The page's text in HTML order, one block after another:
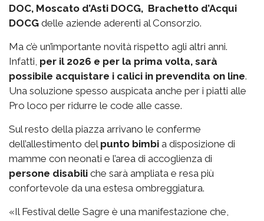
DOC, Moscato d’Asti DOCG, Brachetto d’Acqui
DOCG delle aziende aderenti al Consorzio.
Ma c’è un’importante novità rispetto agli altri anni.
Infatti, per il 2026 e per la prima volta, sarà
possibile acquistare i calici in prevendita on line.
Una soluzione spesso auspicata anche per i piatti alle
Pro loco per ridurre le code alle casse.
Sul resto della piazza arrivano le conferme
dell’allestimento del punto bimbi a disposizione di
mamme con neonati e l’area di accoglienza di
persone disabili che sarà ampliata e resa più
confortevole da una estesa ombreggiatura.
«Il Festival delle Sagre è una manifestazione che,